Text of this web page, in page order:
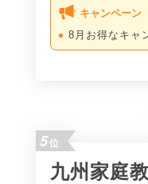
キャンペーン
8月お得なキャ
5位
九州家庭